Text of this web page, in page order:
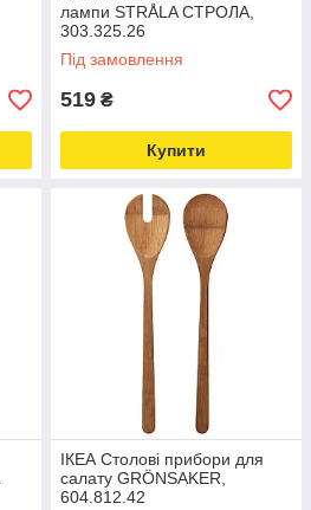
лампи STRÅLA СТРОЛА,
303.325.26
Під замовлення
519 ₴
Купити
ІКЕА Столові прибори для
салату GRÖNSAKER,
604.812.42